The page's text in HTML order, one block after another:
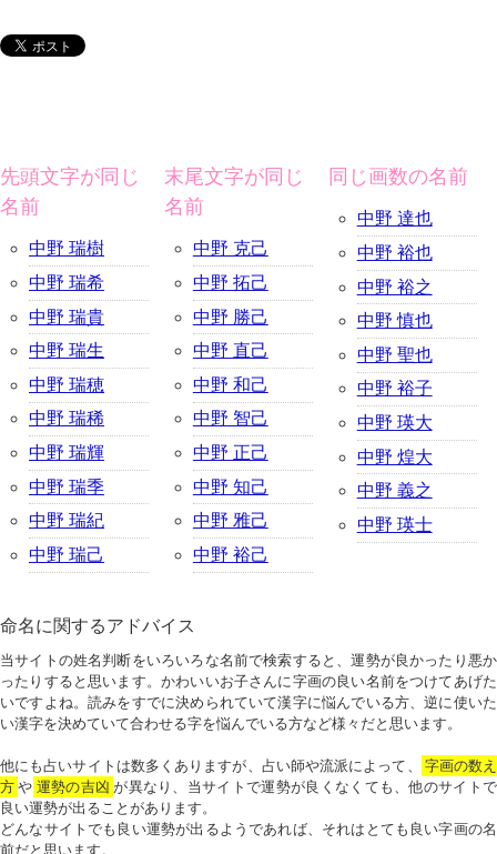
先頭文字が同じ
名前
中野 瑞樹
中野 瑞希
中野 瑞貴
中野 瑞生
中野 瑞穂
中野 瑞稀
中野 瑞輝
中野 瑞季
中野 瑞紀
中野 瑞己
末尾文字が同じ
名前
中野 克己
中野 拓己
中野 勝己
中野 直己
中野 和己
中野 智己
中野 正己
中野 知己
中野 雅己
中野 裕己
同じ画数の名前
中野 達也
中野 裕也
中野 裕之
中野 慎也
中野 聖也
中野 裕子
中野 瑛大
中野 煌大
中野 義之
中野 瑛士
命名に関するアドバイス
当サイトの姓名判断をいろいろな名前で検索すると、運勢が良かったり悪か
ったりすると思います。かわいいお子さんに字画の良い名前をつけてあげた
いですよね。読みをすでに決められていて漢字に悩んでいる方、逆に使いた
い漢字を決めていて合わせる字を悩んでいる方など様々だと思います。
他にも占いサイトは数多くありますが、占い師や流派によって、
字画の数え
方 や 運勢の吉凶 が異なり、当サイトで運勢が良くなくても、他のサイトで
良い運勢が出ることがあります。
どんなサイトでも良い運勢が出るようであれば、それはとても良い字画の名
前だと思います。